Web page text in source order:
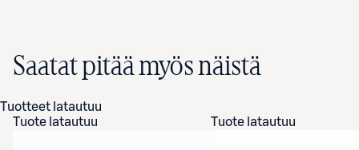
Saatat pitää myös näistä
Tuotteet latautuu
Tuote latautuu
Tuote latautuu